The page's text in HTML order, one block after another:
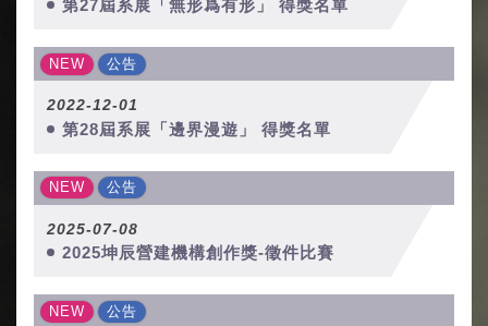
第27屆系展「無形爲有形」 得獎名單
NEW 公告
2022-12-01
第28屆系展「邊界漫遊」 得獎名單
NEW 公告
2025-07-08
2025坤辰營建機構創作獎-徵件比賽
NEW 公告